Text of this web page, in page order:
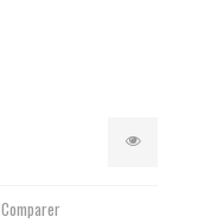
Comparer